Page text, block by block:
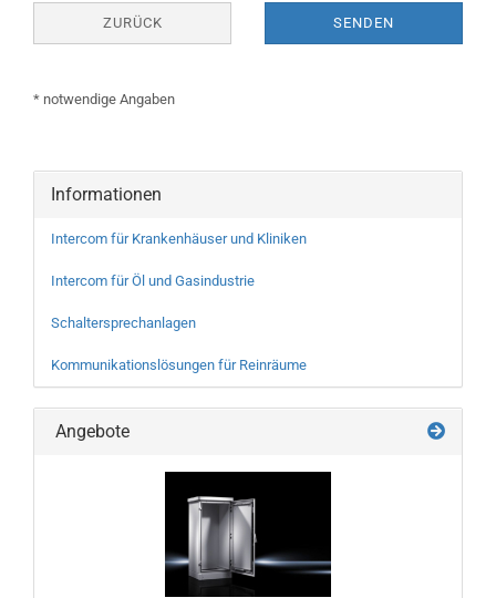
ZURÜCK SENDEN
* notwendige Angaben
Informationen
Intercom für Krankenhäuser und Kliniken
Intercom für Öl und Gasindustrie
Schaltersprechanlagen
Kommunikationslösungen für Reinräume
Angebote